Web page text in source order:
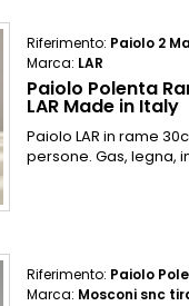
Riferimento: Paiolo 2
Marca: LAR
Paiolo Polenta
LAR Made in Italy
Paiolo LAR in rame
persone. Gas, legna,
Riferimento: Paiolo
Marca: Mosconi snc